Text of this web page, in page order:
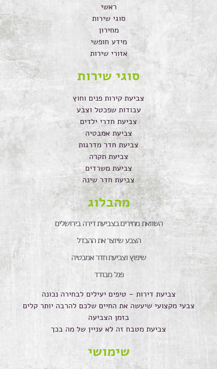
ראשי
סוגי שירות
מחירון
מידע חופשי
אזורי שירות
סוגי שירות
צביעת קירות פנים וחוץ
עבודות שפכטל וצבע
צביעת חדרי ילדים
צביעת אמבטיה
צביעת חדר מדרגות
צביעת תקרה
צביעת משרדים
צביעת חדר שינה
מהבלוג
השוואת מחירים בצביעת דירה בירושלים
הצבע שיוצר את ההבדל
שיפוץ וצביעת חדר אמבטיה
פנל מבודד
צביעת דירות – טיפים יעילים לבחירה נכונה
צבעי מקצועי שיעשה את החיים שלכם להרבה יותר קלים
בזמן הצביעה
צביעת מטבח זה לא עניין של מה בכך
שימושי